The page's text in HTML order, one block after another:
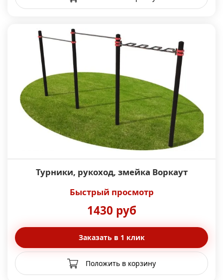
Турники, рукоход, змейка Воркаут
Быстрый просмотр
1430 руб
Заказать в 1 клик
Положить в корзину